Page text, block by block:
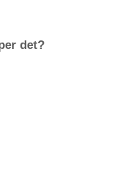
det?